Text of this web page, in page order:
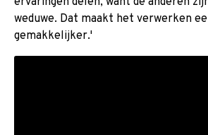
weduwe. Dat maakt het verwerken
gemakkelijker.'